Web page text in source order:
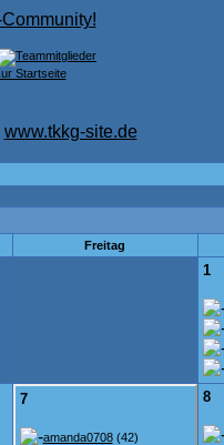
www.tkkg-site.de
Freitag
1
7
amanda0708(42)
8